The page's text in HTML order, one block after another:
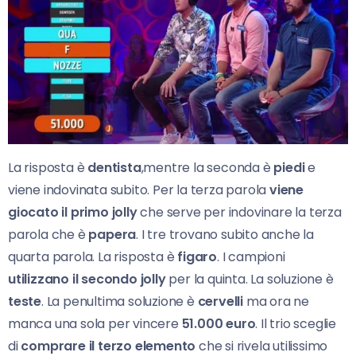
La risposta è dentista,mentre la seconda è piedie
viene indovinata subito. Per la terza parolaviene
giocato il primo jollyche serve per indovinare la terza
parola che è papera. I tre trovano subito anche la
quarta parola. La risposta è figaro. I campioni
utilizzano il secondo jollyper la quinta. La soluzione è
teste. La penultima soluzione è cervelli ma ora ne
manca una sola per vincere 51.000 euro. Il trio sceglie
dicomprare il terzo elemento che si rivela utilissimo